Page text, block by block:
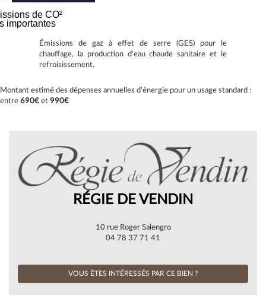
de CO²
importantes
Émissions de gaz à effet de serre (GES) pour le
chauffage, la production d'eau chaude sanitaire et le
refroisissement.
Montant estimé des dépenses annuelles d’énergie pour un usage standard :
entre 690€ et 990€
RÉGIE DE VENDIN
10 rue Roger Salengro
04 78 37 71 41
VOUS ÊTES INTÉRESSÉS PAR CE BIEN ?